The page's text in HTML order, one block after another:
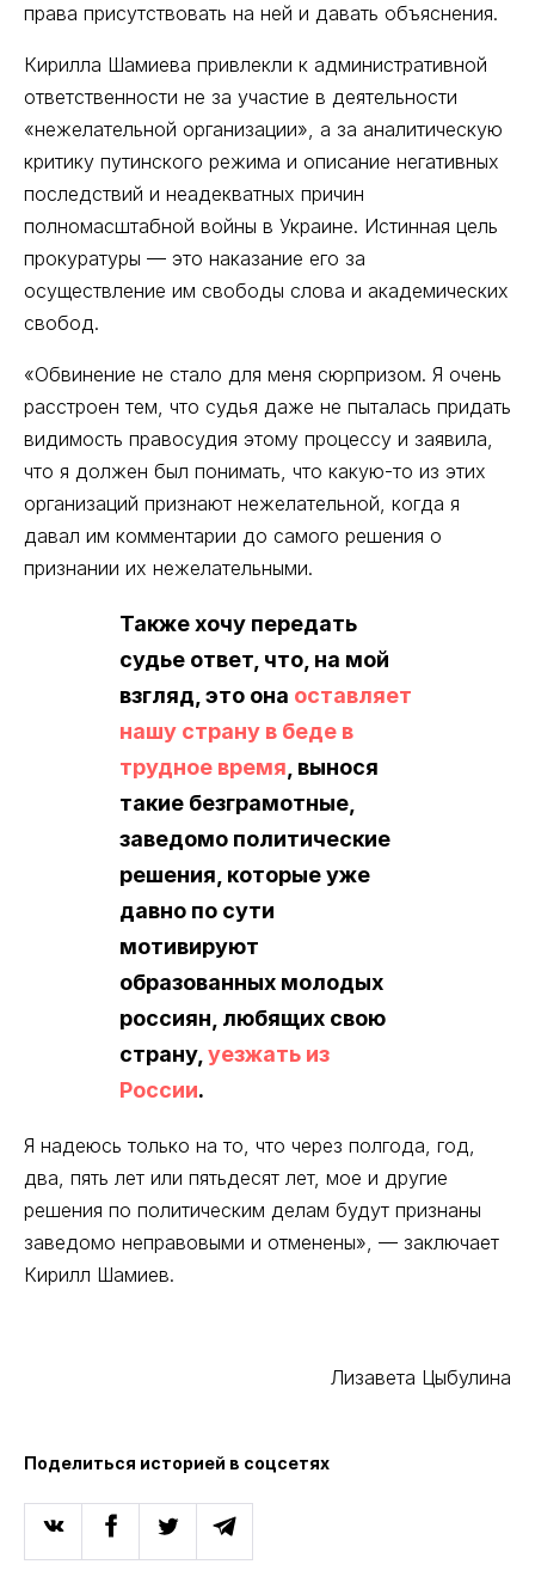
права присутствовать на ней и давать объяснения.
Кирилла Шамиева привлекли к административной
ответственности не за участие в деятельности
«нежелательной организации», а за аналитическую
критику путинского режима и описание негативных
последствий и неадекватных причин
полномасштабной войны в Украине. Истинная цель
прокуратуры –– это наказание его за
осуществление им свободы слова и академических
свобод.
«Обвинение не стало для меня сюрпризом. Я очень
расстроен тем, что судья даже не пыталась придать
видимость правосудия этому процессу и заявила,
что я должен был понимать, что какую-то из этих
организаций признают нежелательной, когда я
давал им комментарии до самого решения о
признании их нежелательными.
Также хочу передать
судье ответ, что, на мой
взгляд, это она оставляет
нашу страну в беде в
трудное время, вынося
такие безграмотные,
заведомо политические
решения, которые уже
давно по сути
мотивируют
образованных молодых
россиян, любящих свою
страну,уезжать из
России.
Я надеюсь только на то, что через полгода, год,
два, пять лет или пятьдесят лет, мое и другие
решения по политическим делам будут признаны
заведомо неправовыми и отменены», –– заключает
Кирилл Шамиев.
Лизавета Цыбулина
Поделиться историей в соцсетях